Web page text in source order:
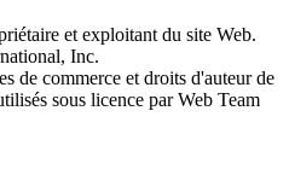
et exploitant du site Web.
Inc.
de commerce et droits d'auteur de
sous licence par Web Team